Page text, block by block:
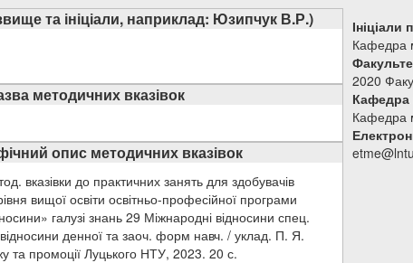
та ініціали, наприклад: Юзипчук В.Р.)
методичних вказівок
опис методичних вказівок
вказівки до практичних занять для здобувачів
вищої освіти освітньо-професійної програми
галузі знань 29 Міжнародні відносини спец.
денної та заоч. форм навч. / уклад. П. Я.
та промоції Луцького НТУ, 2023. 20 с.
Ініціали
Кафедра
2020
Кафедра
Кафедра